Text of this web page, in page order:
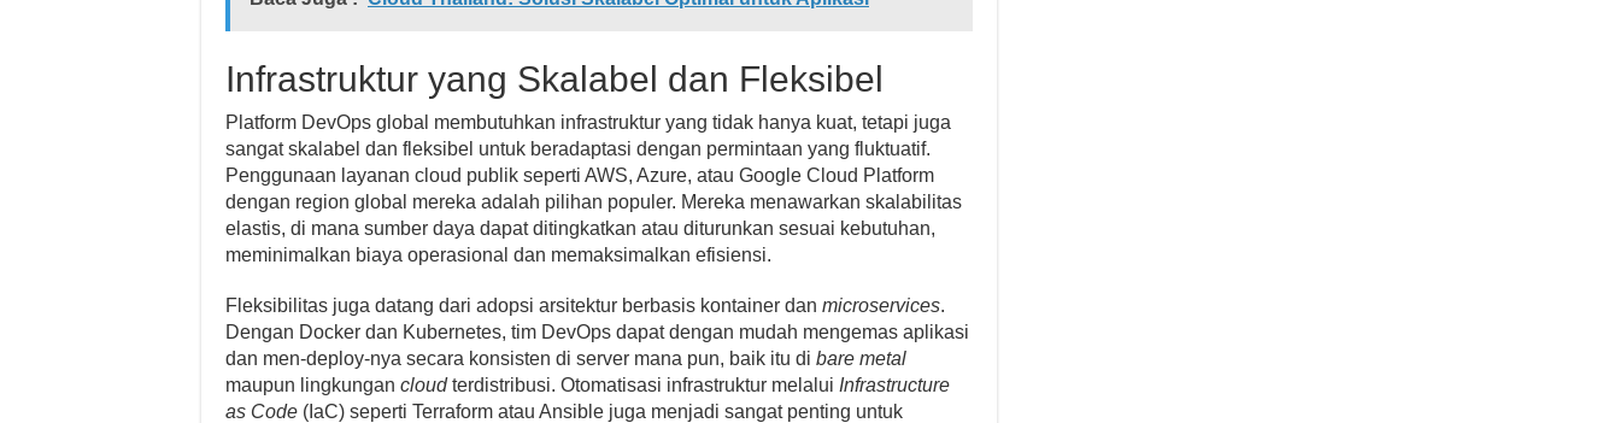
Infrastruktur yang Skalabel dan Fleksibel
Platform DevOps global membutuhkan infrastruktur yang tidak hanya kuat, tetapi juga
sangat skalabel dan fleksibel untuk beradaptasi dengan permintaan yang fluktuatif.
Penggunaan layanan cloud publik seperti AWS, Azure, atau Google Cloud Platform
dengan region global mereka adalah pilihan populer. Mereka menawarkan skalabilitas
elastis, di mana sumber daya dapat ditingkatkan atau diturunkan sesuai kebutuhan,
meminimalkan biaya operasional dan memaksimalkan efisiensi.
Fleksibilitas juga datang dari adopsi arsitektur berbasis kontainer dan microservices.
Dengan Docker dan Kubernetes, tim DevOps dapat dengan mudah mengemas aplikasi
dan men-deploy-nya secara konsisten di server mana pun, baik itu di bare metal
maupun lingkungan cloudterdistribusi. Otomatisasi infrastruktur melalui Infrastructure
as Code (IaC) seperti Terraform atau Ansible juga menjadi sangat penting untuk